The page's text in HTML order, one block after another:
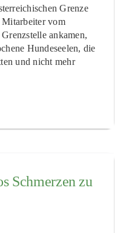
Grenze
Mitarbeiter vom
ankamen,
Hundeseelen, die
und nicht mehr
Schmerzen zu